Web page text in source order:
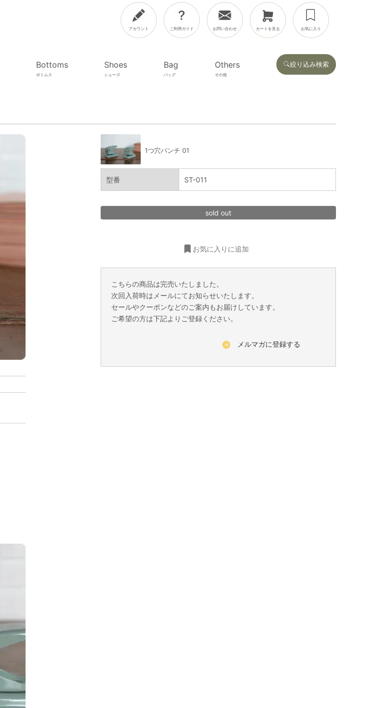
アカウント ご利用ガイド お問い合わせ カートを見る お気に入り
Bottoms
ボトムス
Shoes
シューズ
Bag
バッグ
Others
その他
絞り込み検索
1つ穴パンチ 01
型番 ST-011
sold out
お気に入りに追加
こちらの商品は完売いたしました。
次回入荷時はメールにてお知らせいたします。
セールやクーポンなどのご案内もお届けしています。
ご希望の方は下記よりご登録ください。
メルマガに登録する